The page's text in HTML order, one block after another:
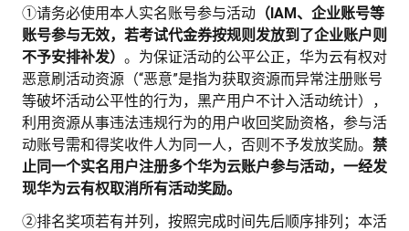
①请务必使用本人实名账号参与活动 （IAM、企业账号等
账号参与无效，若考试代金券按规则发放到了企业账户则
不予安排补发） 。为保证活动的公平公正，华为云有权对
恶意刷活动资源（“恶意”是指为获取资源而异常注册账号
等破坏活动公平性的行为，黑产用户不计入活动统计），
利用资源从事违法违规行为的用户收回奖励资格，参与活
动账号需和得奖收件人为同一人，否则不予发放奖励。 禁
止同一个实名用户注册多个华为云账户参与活动，一经发
现华为云有权取消所有活动奖励。
②排名奖项若有并列，按照完成时间先后顺序排列；本活